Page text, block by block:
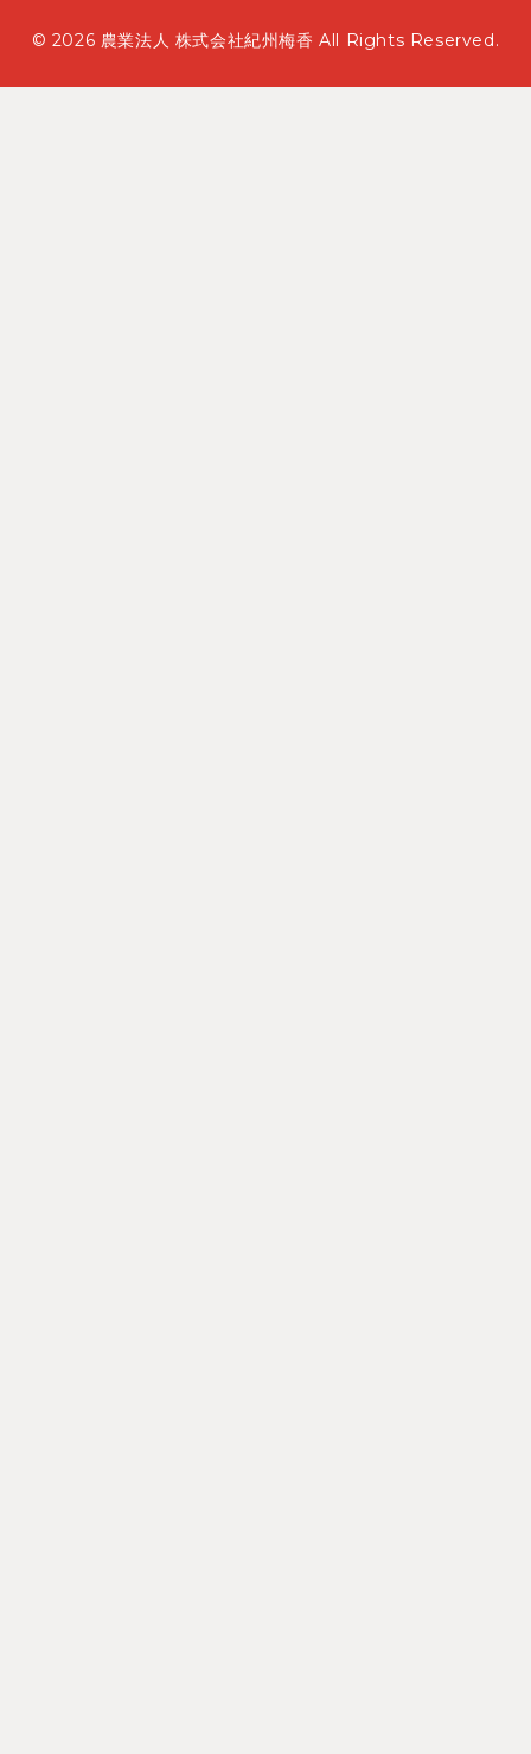
© 2026 農業法人 株式会社紀州梅香 All Rights Reserved.